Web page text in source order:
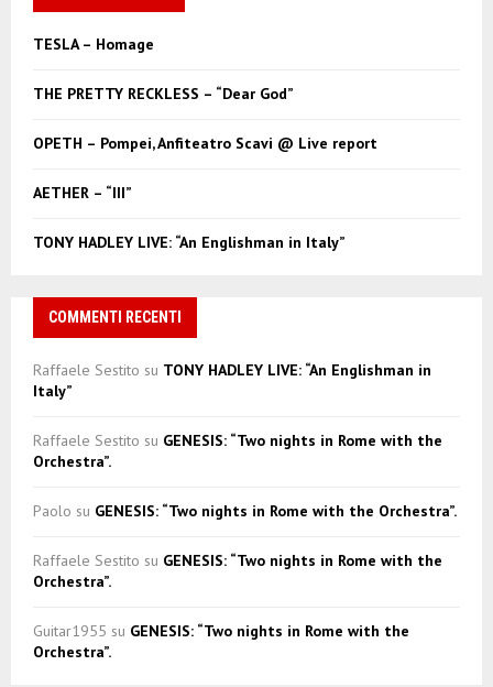
h
o
TESLA – Homage
THE PRETTY RECKLESS – “Dear God”
OPETH – Pompei, Anfiteatro Scavi @ Live report
AETHER – “III”
TONY HADLEY LIVE: “An Englishman in Italy”
COMMENTI RECENTI
Raffaele Sestito su TONY HADLEY LIVE: “An Englishman in
Italy”
Raffaele Sestito su GENESIS: “Two nights in Rome with the
Orchestra”.
Paolo su GENESIS: “Two nights in Rome with the Orchestra”.
Raffaele Sestito su GENESIS: “Two nights in Rome with the
Orchestra”.
Guitar1955 su GENESIS: “Two nights in Rome with the
Orchestra”.